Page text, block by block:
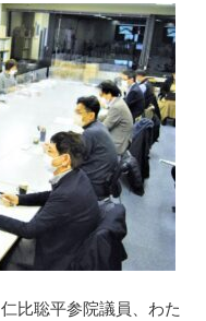
比聡平参院議員、わた